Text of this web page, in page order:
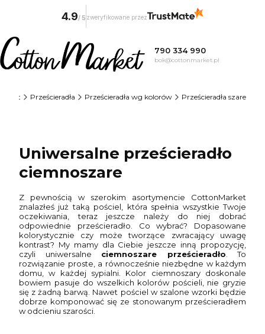
790 334 990
bok@cottonmarket.pl
Prześcieradła Prześcieradła wg kolorów Prześcieradła szare
Uniwersalne prześcieradło
ciemnoszare
Z pewnością w szerokim asortymencie CottonMarket
znalazłeś już taką pościel, która spełnia wszystkie Twoje
oczekiwania, teraz jeszcze należy do niej dobrać
odpowiednie prześcieradło. Co wybrać? Dopasowane
kolorystycznie czy może tworzące zwracający uwagę
kontrast? My mamy dla Ciebie jeszcze inną propozycję,
czyli uniwersalne ciemnoszare prześcieradło . To
rozwiązanie proste, a równocześnie niezbędne w każdym
domu, w każdej sypialni. Kolor ciemnoszary doskonale
bowiem pasuje do wszelkich kolorów pościeli, nie gryzie
się z żadną barwą. Nawet pościel w szalone wzorki będzie
dobrze komponować się ze stonowanym prześcieradłem
w odcieniu szarości.
4.9/ 5 zweryfikowane przez